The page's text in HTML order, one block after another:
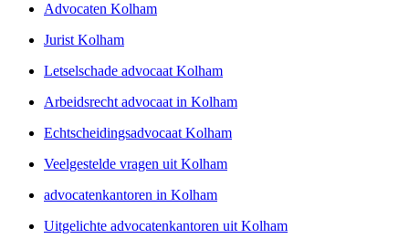
Advocaten Kolham
Jurist Kolham
Letselschade advocaat Kolham
Arbeidsrecht advocaat in Kolham
Echtscheidingsadvocaat Kolham
Veelgestelde vragen uit Kolham
advocatenkantoren in Kolham
Uitgelichte advocatenkantoren uit Kolham